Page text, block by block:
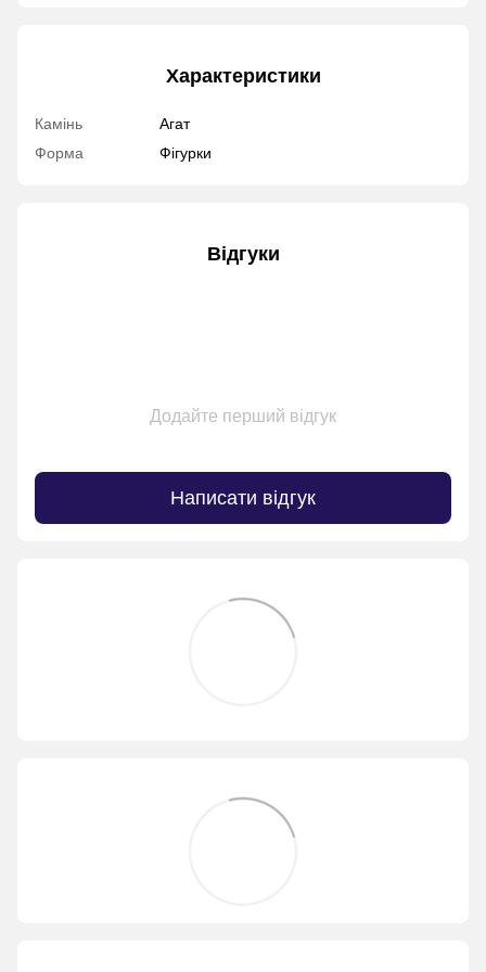
Характеристики
Камінь
Агат
Форма
Фігурки
Відгуки
Додайте перший відгук
Написати відгук